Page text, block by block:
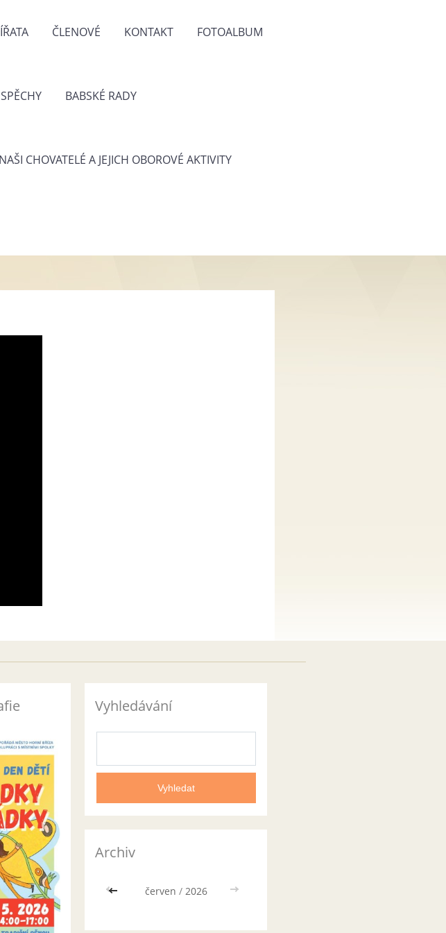
ČLENOVÉ KONTAKT FOTOALBUM
BABSKÉ RADY
NAŠI CHOVATELÉ A JEJICH OBOROVÉ AKTIVITY
Vyhledávání
Archiv
<< červen / 2026 >>